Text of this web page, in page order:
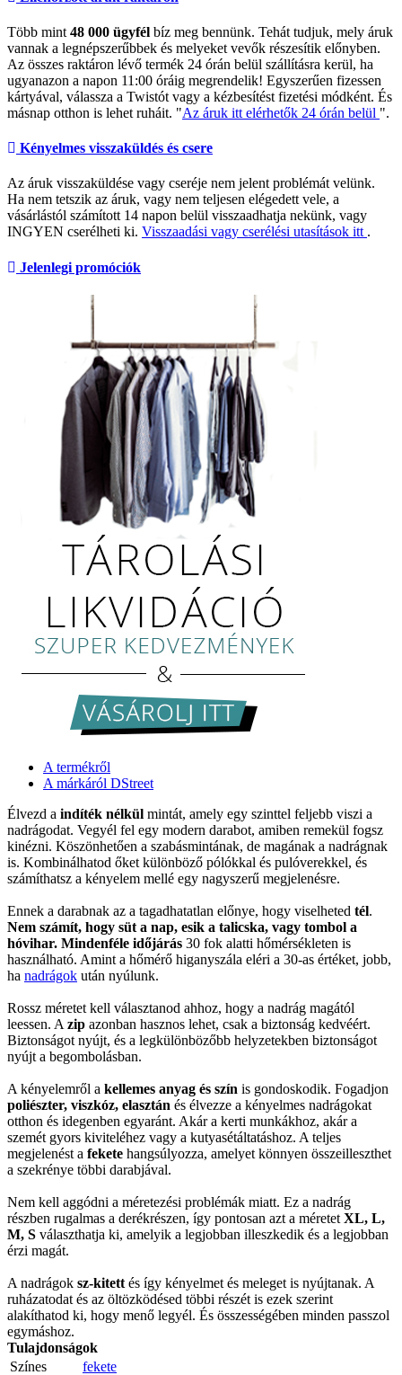
Több mint 48 000 ügyfél bíz meg bennünk. Tehát tudjuk, mely áruk
vannak a legnépszerűbbek és melyeket vevők részesítik előnyben.
Az összes raktáron lévő termék 24 órán belül szállításra kerül, ha
ugyanazon a napon 11:00 óráig megrendelik! Egyszerűen fizessen
kártyával, válassza a Twistót vagy a kézbesítést fizetési módként. És
másnap otthon is lehet ruháit. "Az áruk itt elérhetők 24 órán belül ".
Kényelmes visszaküldés és csere
Az áruk visszaküldése vagy cseréje nem jelent problémát velünk.
Ha nem tetszik az áruk, vagy nem teljesen elégedett vele, a
vásárlástól számított 14 napon belül visszaadhatja nekünk, vagy
INGYEN cserélheti ki. Visszaadási vagy cserélési utasítások itt .
Jelenlegi promóciók
A termékről
A márkáról DStreet
Élvezd a indíték nélkül mintát, amely egy szinttel feljebb viszi a
nadrágodat. Vegyél fel egy modern darabot, amiben remekül fogsz
kinézni. Köszönhetően a szabásmintának, de magának a nadrágnak
is. Kombinálhatod őket különböző pólókkal és pulóverekkel, és
számíthatsz a kényelem mellé egy nagyszerű megjelenésre.
Ennek a darabnak az a tagadhatatlan előnye, hogy viselheted tél.
Nem számít, hogy süt a nap, esik a talicska, vagy tombol a
hóvihar. Mindenféle időjárás 30 fok alatti hőmérsékleten is
használható. Amint a hőmérő higanyszála eléri a 30-as értéket, jobb,
ha nadrágok után nyúlunk.
Rossz méretet kell választanod ahhoz, hogy a nadrág magától
leessen. A zip azonban hasznos lehet, csak a biztonság kedvéért.
Biztonságot nyújt, és a legkülönbözőbb helyzetekben biztonságot
nyújt a begombolásban.
A kényelemről a kellemes anyag és szín is gondoskodik. Fogadjon
poliészter, viszkóz, elasztán és élvezze a kényelmes nadrágokat
otthon és idegenben egyaránt. Akár a kerti munkákhoz, akár a
szemét gyors kiviteléhez vagy a kutyasétáltatáshoz. A teljes
megjelenést a fekete hangsúlyozza, amelyet könnyen összeilleszthet
a szekrénye többi darabjával.
Nem kell aggódni a méretezési problémák miatt. Ez a nadrág
részben rugalmas a derékrészen, így pontosan azt a méretet XL, L,
M, S választhatja ki, amelyik a legjobban illeszkedik és a legjobban
érzi magát.
A nadrágok sz-kitett és így kényelmet és meleget is nyújtanak. A
ruházatodat és az öltözködésed többi részét is ezek szerint
alakíthatod ki, hogy menő legyél. És összességében minden passzol
egymáshoz.
Tulajdonságok
Színes
fekete